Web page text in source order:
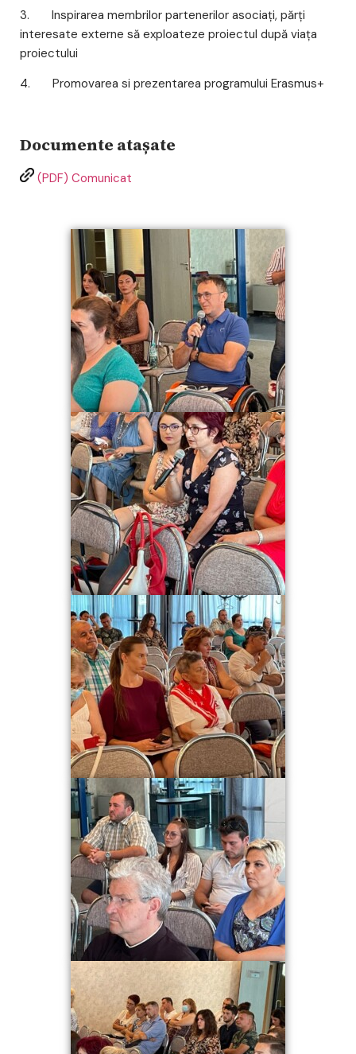
3. Inspirarea membrilor partenerilor asociați, părți
interesate externe să exploateze proiectul după viața
proiectului
4. Promovarea si prezentarea programului Erasmus+
Documente atașate
(PDF) Comunicat